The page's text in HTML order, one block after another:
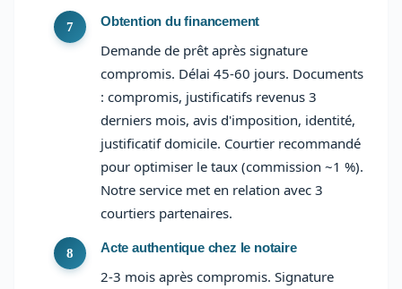
Obtention du financement
Demande de prêt après signature
compromis. Délai 45-60 jours. Documents
: compromis, justificatifs revenus 3
derniers mois, avis d'imposition, identité,
justificatif domicile. Courtier recommandé
pour optimiser le taux (commission ~1 %).
Notre service met en relation avec 3
courtiers partenaires.
Acte authentique chez le notaire
2-3 mois après compromis. Signature